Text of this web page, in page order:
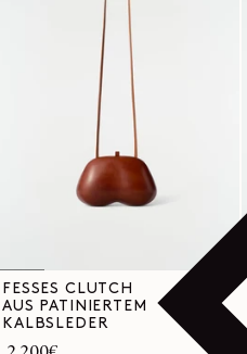
FESSES CLUTCH
AUS PATINIERTEM
KALBSLEDER